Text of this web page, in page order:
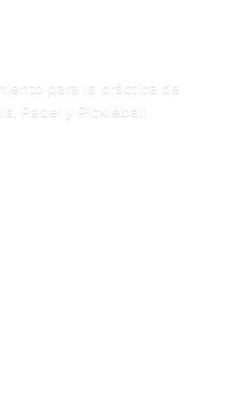
para la práctica de
Padel
y Pickleball